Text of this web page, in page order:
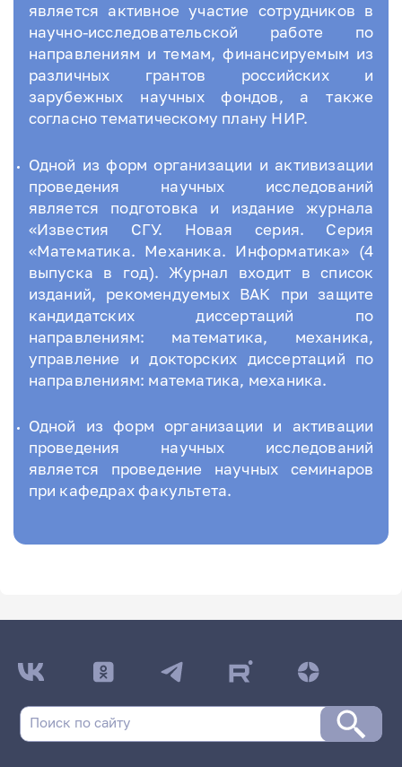
является активное участие сотрудников в
научно-исследовательской работе по
направлениям и темам, финансируемым из
различных грантов российских и
зарубежных научных фондов, а также
согласно тематическому плану НИР.
Одной из форм организации и активизации
проведения научных исследований
является подготовка и издание журнала
«Известия СГУ. Новая серия. Серия
«Математика. Механика. Информатика» (4
выпуска в год). Журнал входит в список
изданий, рекомендуемых ВАК при защите
кандидатских диссертаций по
направлениям: математика, механика,
управление и докторских диссертаций по
направлениям: математика, механика.
Одной из форм организации и активации
проведения научных исследований
является проведение научных семинаров
при кафедрах факультета.